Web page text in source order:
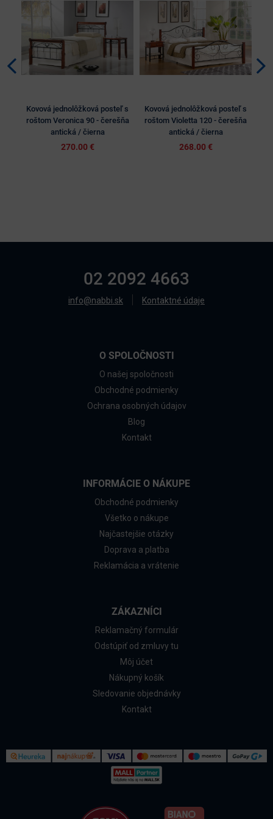
Kovová jednolôžková posteľ s
roštom Veronica 90 - čerešňa
antická / čierna
270.00 €
Kovová jednolôžková posteľ s
roštom Violetta 120 - čerešňa
antická / čierna
268.00 €
02 2092 4663
info@nabbi.sk Kontaktné údaje
O SPOLOČNOSTI
O našej spoločnosti
Obchodné podmienky
Ochrana osobných údajov
Blog
Kontakt
INFORMÁCIE O NÁKUPE
Obchodné podmienky
Všetko o nákupe
Najčastejšie otázky
Doprava a platba
Reklamácia a vrátenie
ZÁKAZNÍCI
Reklamačný formulár
Odstúpiť od zmluvy tu
Môj účet
Nákupný košík
Sledovanie objednávky
Kontakt